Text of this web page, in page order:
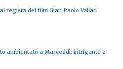
regista del film Gian Paolo Vallati
ambientato a Marceddì: intrigante e